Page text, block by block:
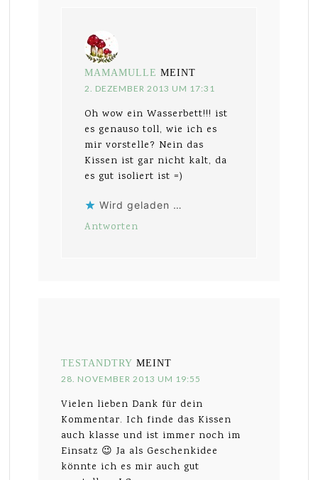
MAMAMULLE MEINT
2. DEZEMBER 2013 UM 17:31
Oh wow ein Wasserbett!!! ist
es genauso toll, wie ich es
mir vorstelle? Nein das
Kissen ist gar nicht kalt, da
es gut isoliert ist =)
Wird geladen …
Antworten
TESTANDTRY MEINT
28. NOVEMBER 2013 UM 19:55
Vielen lieben Dank für dein
Kommentar. Ich finde das Kissen
auch klasse und ist immer noch im
Einsatz 😉 Ja als Geschenkidee
könnte ich es mir auch gut